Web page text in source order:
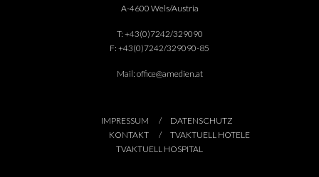
A-4600 Wels/Austria
T: +43(0)7242/329090
F: +43(0)7242/329090-85
Mail: office@amedien.at
IMPRESSUM
DATENSCHUTZ
KONTAKT
TVAKTUELL HOTELE
TVAKTUELL HOSPITAL